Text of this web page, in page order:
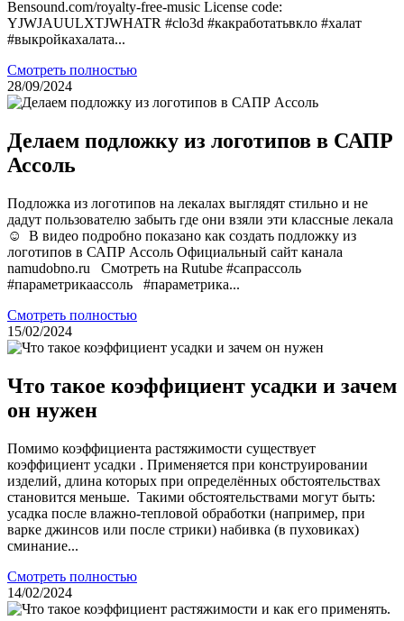
Bensound.com/royalty-free-music License code:
YJWJAUULXTJWHATR #clo3d #какработатьвкло #халат
#выкройкахалата...
Смотреть полностью
28/09/2024
Делаем подложку из логотипов в САПР
Ассоль
Подложка из логотипов на лекалах выглядят стильно и не
дадут пользователю забыть где они взяли эти классные лекала
☺ В видео подробно показано как создать подложку из
логотипов в САПР Ассоль Официальный сайт канала
namudobno.ru Смотреть на Rutube #сапрассоль
#параметрикаассоль #параметрика...
Смотреть полностью
15/02/2024
Что такое коэффициент усадки и зачем
он нужен
Помимо коэффициента растяжимости существует
коэффициент усадки . Применяется при конструировании
изделий, длина которых при определённых обстоятельствах
становится меньше. Такими обстоятельствами могут быть:
усадка после влажно-тепловой обработки (например, при
варке джинсов или после стрики) набивка (в пуховиках)
сминание...
Смотреть полностью
14/02/2024